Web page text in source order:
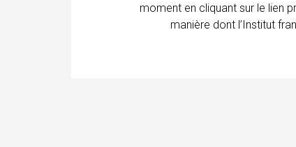
moment en cliquant sur le lien
manière dont l’Institut